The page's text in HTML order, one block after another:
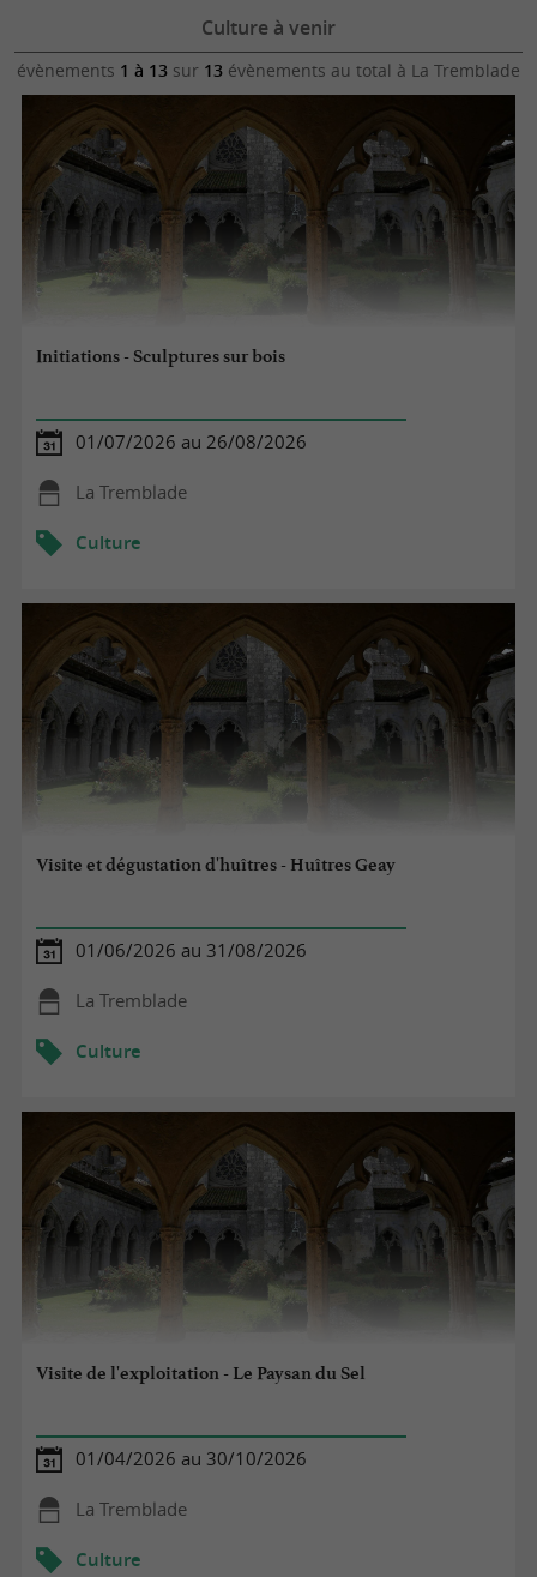
Culture à venir
évènements 1 à 13 sur 13 évènements au total à La Tremblade
Initiations - Sculptures sur bois
01/07/2026 au 26/08/2026
La Tremblade
Culture
Visite et dégustation d'huîtres - Huîtres Geay
01/06/2026 au 31/08/2026
La Tremblade
Culture
Visite de l'exploitation - Le Paysan du Sel
01/04/2026 au 30/10/2026
La Tremblade
Culture